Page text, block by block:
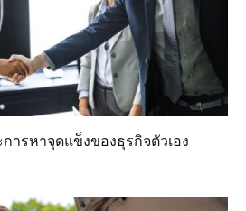
ารหาจุดแข็งของธุรกิจตัวเอง